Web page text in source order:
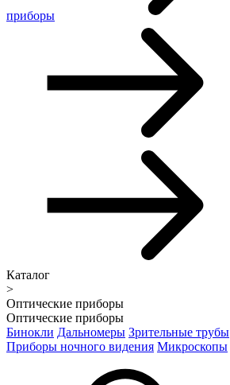
приборы
Каталог
>
Оптические приборы
Оптические приборы
Бинокли Дальномеры Зрительные трубы
Приборы ночного видения Микроскопы